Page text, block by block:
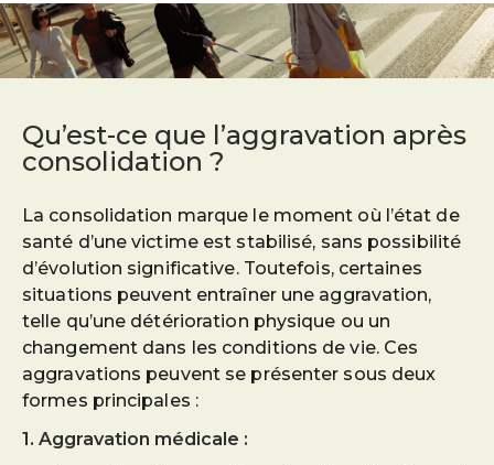
Qu’est-ce que l’aggravation après
consolidation ?
La consolidation marque le moment où l’état de
santé d’une victime est stabilisé, sans possibilité
d’évolution significative. Toutefois, certaines
situations peuvent entraîner une aggravation,
telle qu’une détérioration physique ou un
changement dans les conditions de vie. Ces
aggravations peuvent se présenter sous deux
formes principales :
1. Aggravation médicale :